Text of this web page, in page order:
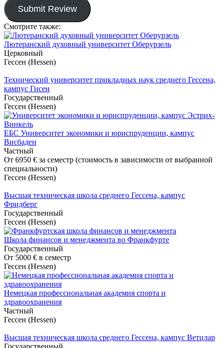
Submit Review
Смотрите также:
Лютеранский духовный университет Оберурзель
Церковный
Гессен (Hessen)
Технический университет прикладных наук среднего Гессена,
кампус Гисен
Государственный
Гессен (Hessen)
ЕБС Университет экономики и юриспруденции, кампус
Висбаден
Частный
От 6950 € за семестр (стоимость в зависимости от выбранной
специальности)
Гессен (Hessen)
Высшая техническая школа среднего Гессена, кампус
Фридберг
Государственный
Гессен (Hessen)
Школа финансов и менеджмента во Франкфурте
Государственный
От 5000 € в семестр
Гессен (Hessen)
Немецкая профессиональная академия спорта и
здравоохранения
Частный
Гессен (Hessen)
Высшая техническая школа среднего Гессена, кампус Ветцлар
Государственный